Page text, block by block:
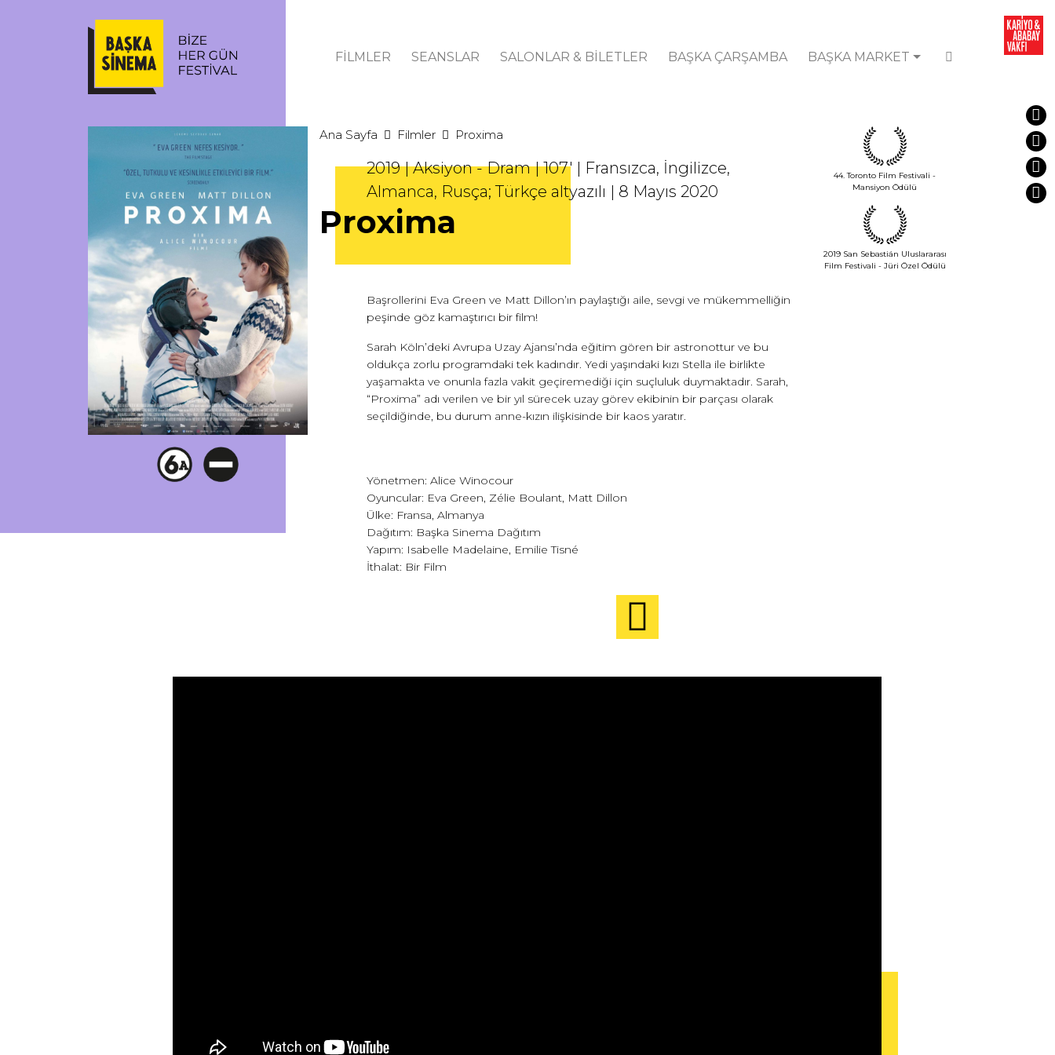
FİLMLER SEANSLAR SALONLAR & BİLETLER BAŞKA ÇARŞAMBA BAŞKA MARKET
Ana Sayfa Filmler Proxima
2019 | Aksiyon - Dram | 107' | Fransızca, İngilizce,
Almanca, Rusça; Türkçe altyazılı | 8 Mayıs 2020
Proxima
Başrollerini Eva Green ve Matt Dillon’ın paylaştığı aile, sevgi ve mükemmelliğin
peşinde göz kamaştırıcı bir film!
Sarah Köln’deki Avrupa Uzay Ajansı’nda eğitim gören bir astronottur ve bu
oldukça zorlu programdaki tek kadındır. Yedi yaşındaki kızı Stella ile birlikte
yaşamakta ve onunla fazla vakit geçiremediği için suçluluk duymaktadır. Sarah,
“Proxima” adı verilen ve bir yıl sürecek uzay görev ekibinin bir parçası olarak
seçildiğinde, bu durum anne-kızın ilişkisinde bir kaos yaratır.
Yönetmen: Alice Winocour
Oyuncular: Eva Green, Zélie Boulant, Matt Dillon
Ülke: Fransa, Almanya
Dağıtım: Başka Sinema Dağıtım
Yapım: Isabelle Madelaine, Emilie Tisné
İthalat: Bir Film
44. Toronto Film Festivali -
Mansiyon Ödülü
2019 San Sebastián Uluslararası
Film Festivali - Jüri Özel Ödülü